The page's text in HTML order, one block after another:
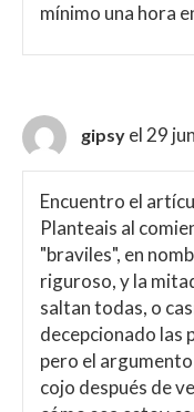
mínimo una hora
gipsy el 29
Encuentro el
Planteais al
"braviles", en
riguroso, y la
saltan todas, o
decepcionado las
pero el
cojo después de